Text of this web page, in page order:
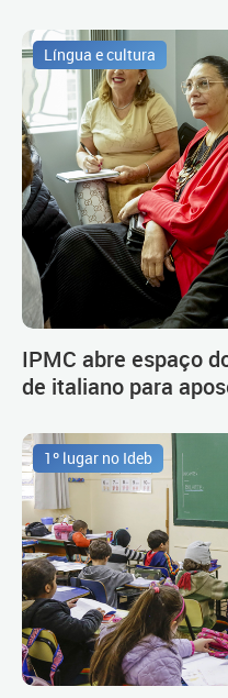
Língua e cultura
IPMC abre espaço
de italiano para
1º lugar no Ideb